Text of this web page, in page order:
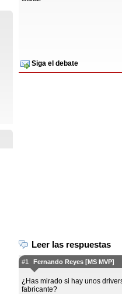
Siga el debate
Leer las respuestas
#1 Fernando Reyes [MS MVP]
¿Has mirado si hay unos
fabricante?